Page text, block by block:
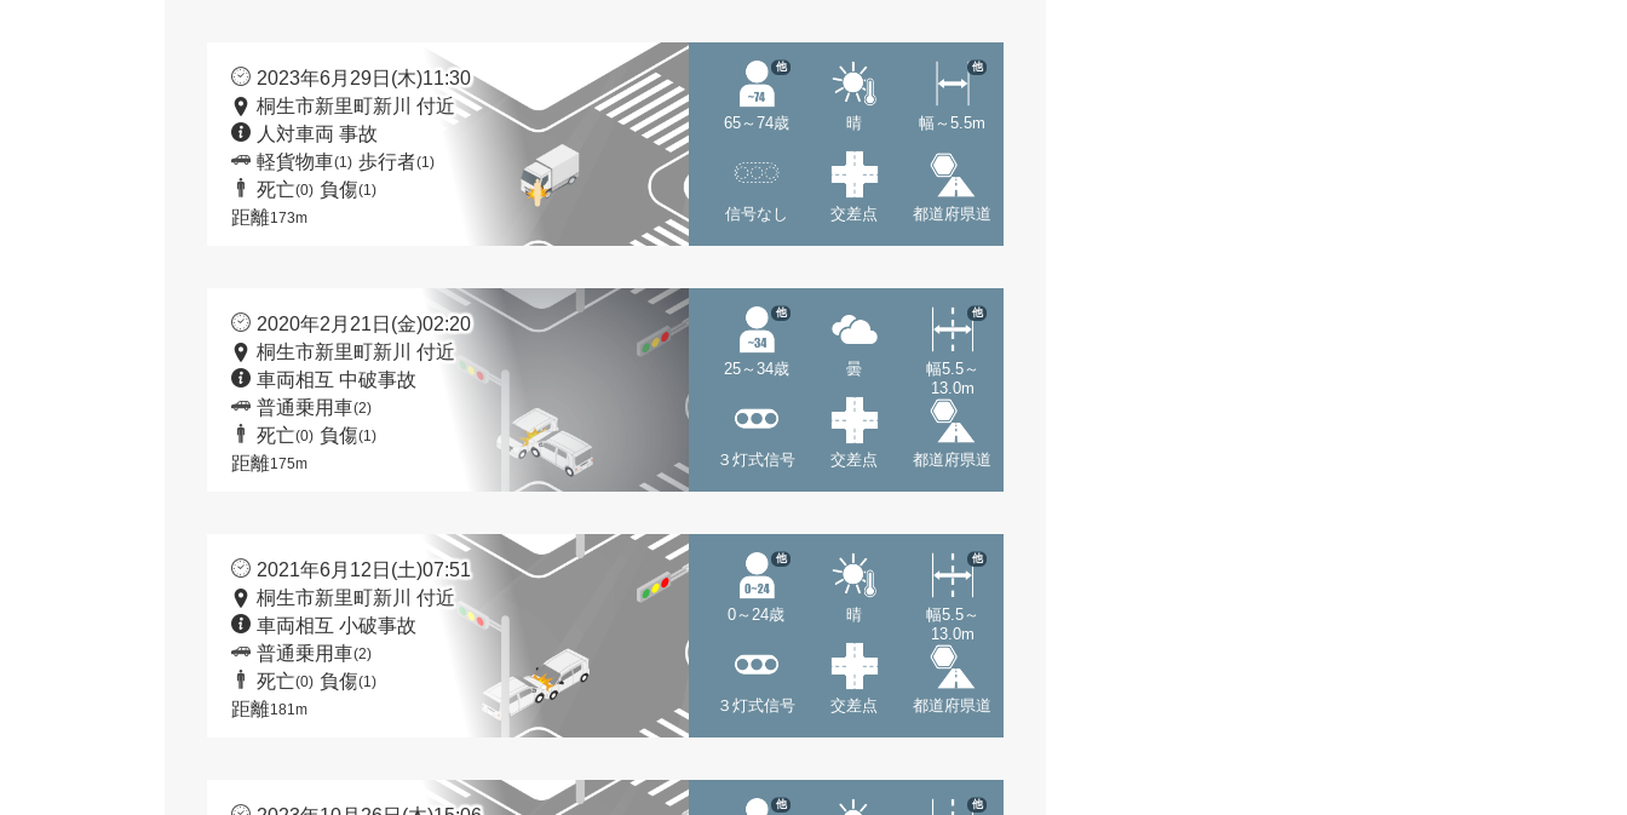
2023年6月29日(木)11:30
桐生市新里町新川 付近
人対車両 事故
軽貨物車(1) 歩行者(1)
死亡(0) 負傷(1)
距離173m
65～74歳
他
晴 幅～5.5m
他
信号なし 交差点 都道府県道
2020年2月21日(金)02:20
桐生市新里町新川 付近
車両相互 中破事故
普通乗用車(2)
死亡(0) 負傷(1)
距離175m
25～34歳
他
曇
幅5.5～
13.0m
他
３灯式信号 交差点 都道府県道
2021年6月12日(土)07:51
桐生市新里町新川 付近
車両相互 小破事故
普通乗用車(2)
死亡(0) 負傷(1)
距離181m
0～24歳
他
晴
幅5.5～
13.0m
他
３灯式信号 交差点 都道府県道
他 他